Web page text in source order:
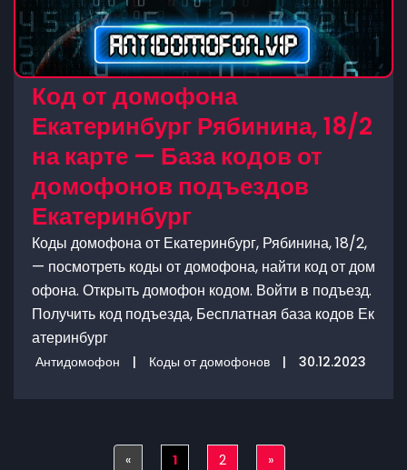
Код от домофона
Екатеринбург Рябинина, 18/2
на карте — База кодов от
домофонов подъездов
Екатеринбург
Коды домофона от Екатеринбург, Рябинина, 18/2,
— посмотреть коды от домофона, найти код от дом
офона. Открыть домофон кодом. Войти в подъезд.
Получить код подъезда, Бесплатная база кодов Ек
атеринбург
Антидомофон | Коды от домофонов | 30.12.2023
«Previous
1 2 »Next